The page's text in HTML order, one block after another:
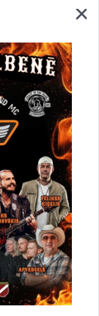
2016.gada
finanšu līdzekļu